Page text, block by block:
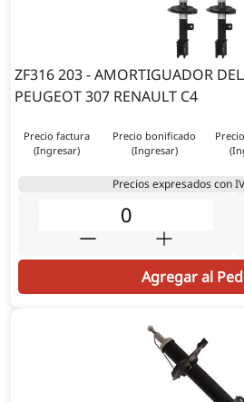
ZF316 203 - AMORTIGUADOR
PEUGEOT 307 RENAULT C4
Precio factura
(Ingresar)
Precio bonificado
(Ingresar)
Precios expresados con
Agregar al